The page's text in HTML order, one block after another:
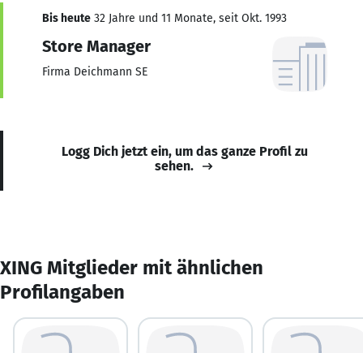
Bis heute 32 Jahre und 11 Monate, seit Okt. 1993
Store Manager
Firma Deichmann SE
Logg Dich jetzt ein, um das ganze Profil zu
sehen.
XING Mitglieder mit ähnlichen
Profilangaben